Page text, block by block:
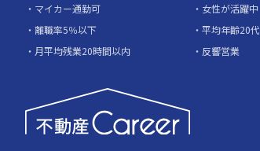
マイカー通勤可
女性が活躍中
離職率5％以下
平均年齢20代
月平均残業20時間以内
反響営業